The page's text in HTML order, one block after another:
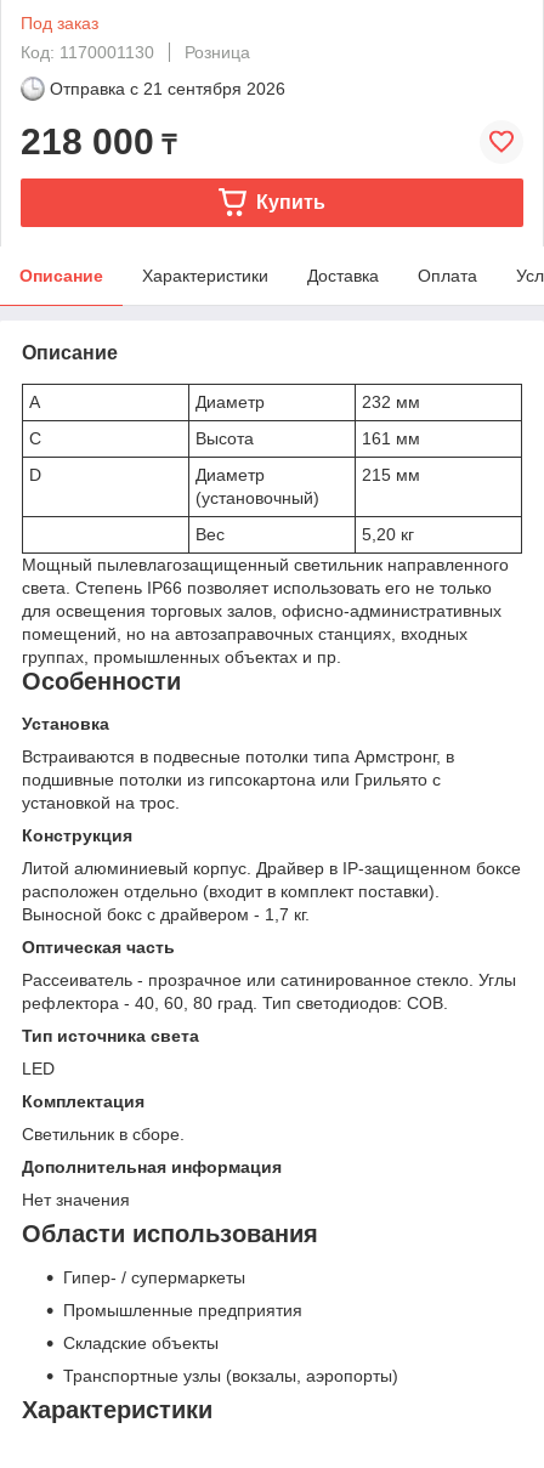
Под заказ
Код: 1170001130
Розница
Отправка с 21 сентября 2026
218 000 ₸
Купить
Описание Характеристики Доставка Оплата
Описание
A Диаметр
232 мм
C
Высота
161 мм
D
Диаметр
(установочный)
215 мм
Вес
5,20 кг
Мощный пылевлагозащищенный светильник направленного
света. Степень IP66 позволяет использовать его не только
для освещения торговых залов, офисно-административных
помещений, но на автозаправочных станциях, входных
группах, промышленных объектах и пр.
Особенности
Установка
Встраиваются в подвесные потолки типа Армстронг, в
подшивные потолки из гипсокартона или Грильято с
установкой на трос.
Конструкция
Литой алюминиевый корпус. Драйвер в IP-защищенном боксе
расположен отдельно (входит в комплект поставки).
Выносной бокс с драйвером - 1,7 кг.
Оптическая часть
Рассеиватель - прозрачное или сатинированное стекло. Углы
рефлектора - 40, 60, 80 град. Тип светодиодов: COB.
Тип источника света
LED
Комплектация
Светильник в сборе.
Дополнительная информация
Нет значения
Области использования
Гипер- / супермаркеты
Промышленные предприятия
Складские объекты
Транспортные узлы (вокзалы, аэропорты)
Характеристики